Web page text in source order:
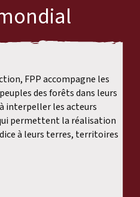
FPP accompagne les
des forêts dans leurs
interpeller les acteurs
permettent la réalisation
à leurs terres, territoires